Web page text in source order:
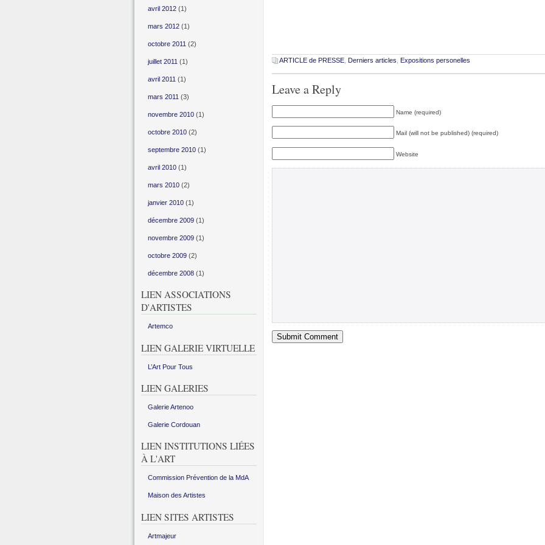
ARTICLE de PRESSE Derniers articles Expositions personelles
Leave a Reply
Name (required)
Mail (will not be published) (required)
Website
avril 2012(1)
mars 2012(1)
octobre 2011 (2)
juillet 2011 (1)
avril 2011 (1)
mars 2011 (3)
novembre 2010(1)
octobre 2010(2)
septembre 2010(1)
avril 2010(1)
mars 2010(2)
janvier 2010(1)
décembre 2009(1)
novembre 2009(1)
octobre 2009(2)
décembre 2008(1)
LIEN ASSOCIATIONS
D'ARTISTES
Artemco
LIEN GALERIE VIRTUELLE
L’Art Pour Tous
LIEN GALERIES
Galerie Artenoo
Galerie Cordouan
LIEN INSTITUTIONS LIÉES
À L'ART
Commission Prévention de la MdA
Maison des Artistes
LIEN SITES ARTISTES
Artmajeur